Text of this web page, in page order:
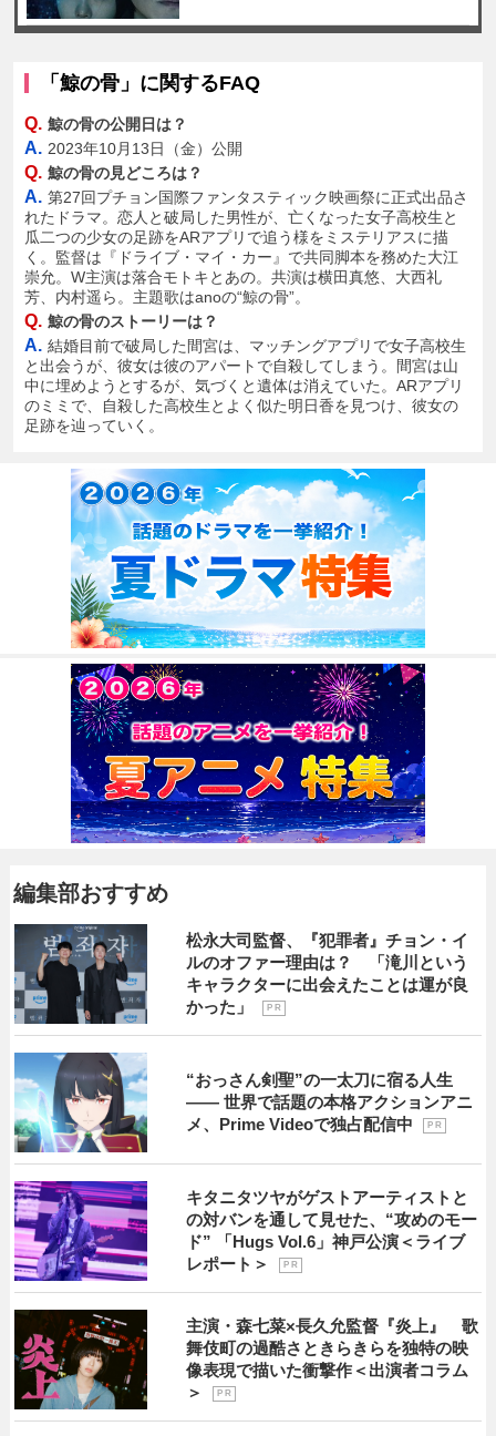
「鯨の骨」に関するFAQ
Q. 鯨の骨の公開日は？
A. 2023年10月13日（金）公開
Q. 鯨の骨の見どころは？
A. 第27回プチョン国際ファンタスティック映画祭に正式出品さ
れたドラマ。恋人と破局した男性が、亡くなった女子高校生と
瓜二つの少女の足跡をARアプリで追う様をミステリアスに描
く。監督は『ドライブ・マイ・カー』で共同脚本を務めた大江
崇允。W主演は落合モトキとあの。共演は横田真悠、大西礼
芳、内村遥ら。主題歌はanoの“鯨の骨”。
Q. 鯨の骨のストーリーは？
A. 結婚目前で破局した間宮は、マッチングアプリで女子高校生
と出会うが、彼女は彼のアパートで自殺してしまう。間宮は山
中に埋めようとするが、気づくと遺体は消えていた。ARアプリ
のミミで、自殺した高校生とよく似た明日香を見つけ、彼女の
足跡を辿っていく。
編集部おすすめ
松永大司監督、『犯罪者』チョン・イ
ルのオファー理由は？ 「滝川という
キャラクターに出会えたことは運が良
かった」
P R
“おっさん剣聖”の一太刀に宿る人生
―― 世界で話題の本格アクションアニ
メ、Prime Videoで独占配信中
P R
キタニタツヤがゲストアーティストと
の対バンを通して見せた、“攻めのモー
ド” 「Hugs Vol.6」神戸公演＜ライブ
レポート＞
P R
主演・森七菜×長久允監督『炎上』 歌
舞伎町の過酷さときらきらを独特の映
像表現で描いた衝撃作＜出演者コラム
＞
P R